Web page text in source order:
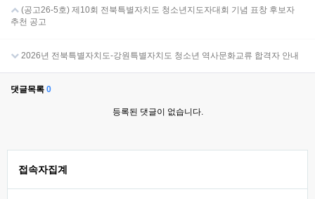
(공고26-5호) 제10회 전북특별자치도 청소년지도자대회 기념 표창 후보자
추천 공고
2026년 전북특별자치도-강원특별자치도 청소년 역사문화교류 합격자 안내
댓글목록 0
등록된 댓글이 없습니다.
접속자집계